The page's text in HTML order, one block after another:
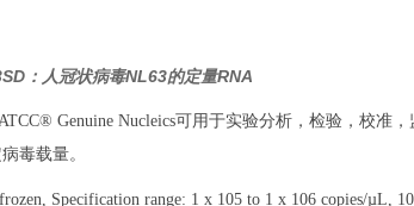
：人冠状病毒NL63的定量RNA
Genuine Nucleics可用于实验分析，检验，校准
毒载量。
Specification range: 1 x 105 to 1 x 106 copies/µL,